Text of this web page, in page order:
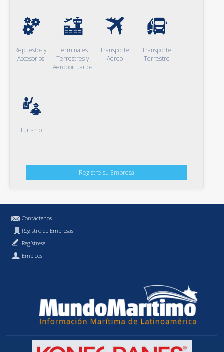
Repuestos y
Accesorios
Terminales
Terrestres y
Aeroportuarios
Transporte
Aéreo
Transporte
Terrestre
Turismo
Registre su Empresa
Contáctenos
Registro de Empresas
Regístrese
Empleos
Política de Privacidad